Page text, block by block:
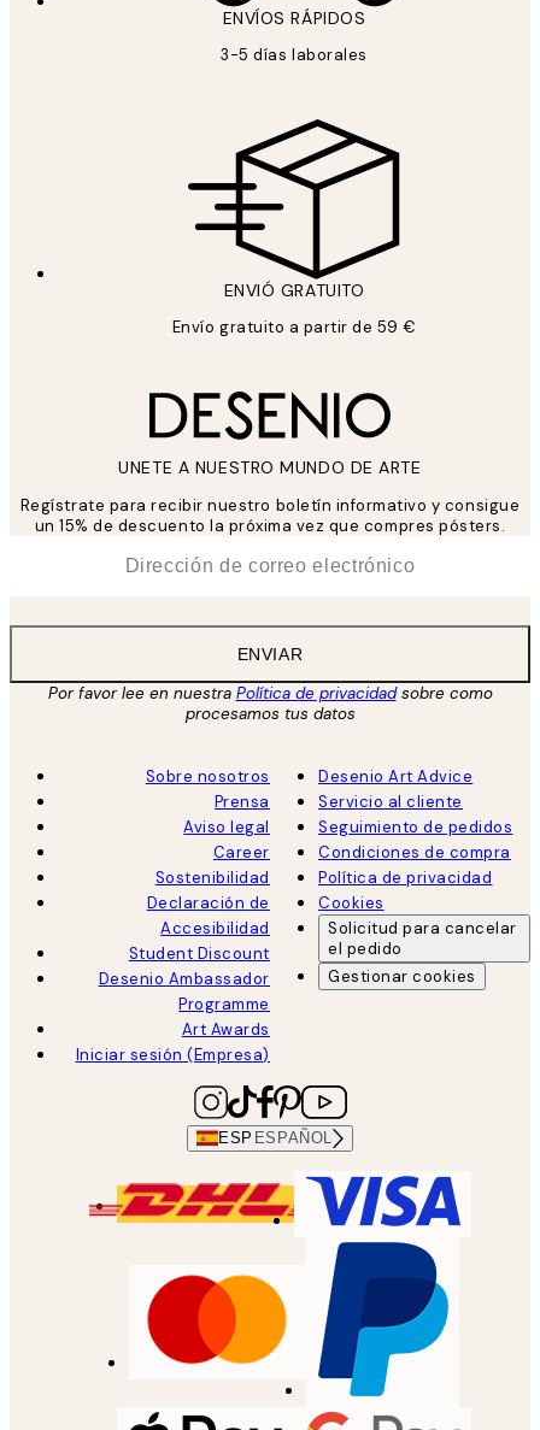
ENVÍOS RÁPIDOS
3-5 días laborales
ENVIÓ GRATUITO
Envío gratuito a partir de 59 €
UNETE A NUESTRO MUNDO DE ARTE
Regístrate para recibir nuestro boletín informativo y consigue
un 15% de descuento la próxima vez que compres pósters.
ENVIAR
Por favor lee en nuestra Política de privacidadsobre como
procesamos tus datos
Sobre nosotros
Prensa
Aviso legal
Career
Sostenibilidad
Declaración de
Accesibilidad
Student Discount
Desenio Ambassador
Programme
Art Awards
Iniciar sesión (Empresa)
Desenio Art Advice
Servicio al cliente
Seguimiento de pedidos
Condiciones de compra
Política de privacidad
Cookies
Solicitud para cancelar
el pedido
Gestionar cookies
ESP ESPAÑOL